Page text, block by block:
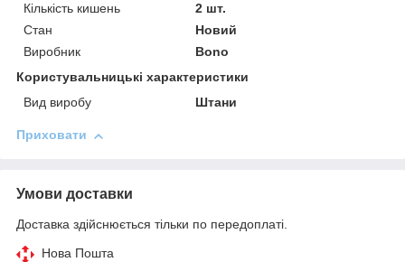
Кількість кишень
2 шт.
Стан
Новий
Виробник
Bono
Користувальницькі характеристики
Вид виробу
Штани
Приховати
Умови доставки
Доставка здійснюється тільки по передоплаті.
Нова Пошта